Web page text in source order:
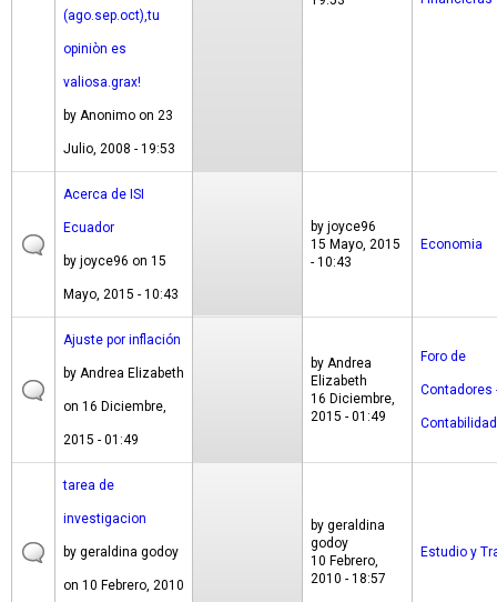
(ago.sep.oct),tu
opiniòn es
valiosa.grax!
by Anonimo on 23
Julio, 2008 - 19:53
Acerca de ISI
Ecuador
by joyce96 on 15
Mayo, 2015 - 10:43
by joyce96
15 Mayo, 2015
- 10:43
Economia
Ajuste por inflación
by Andrea Elizabeth
on 16 Diciembre,
2015 - 01:49
by Andrea
Elizabeth
16 Diciembre,
2015 - 01:49
Foro de
Contadores
Contabilidad
tarea de
investigacion
by geraldina godoy
on 10 Febrero, 2010
by geraldina
godoy
10 Febrero,
2010 - 18:57
Estudio y